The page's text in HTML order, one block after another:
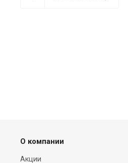
О компании
Акции